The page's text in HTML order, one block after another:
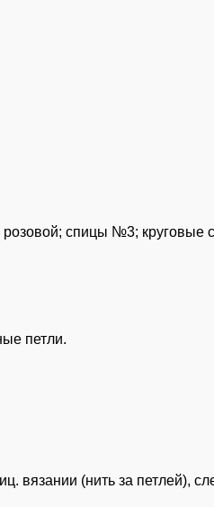
розовой; спицы №3;
петли.
вязании (нить за петлей),